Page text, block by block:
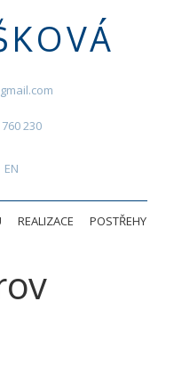
230
REALIZACE POSTŘEHY